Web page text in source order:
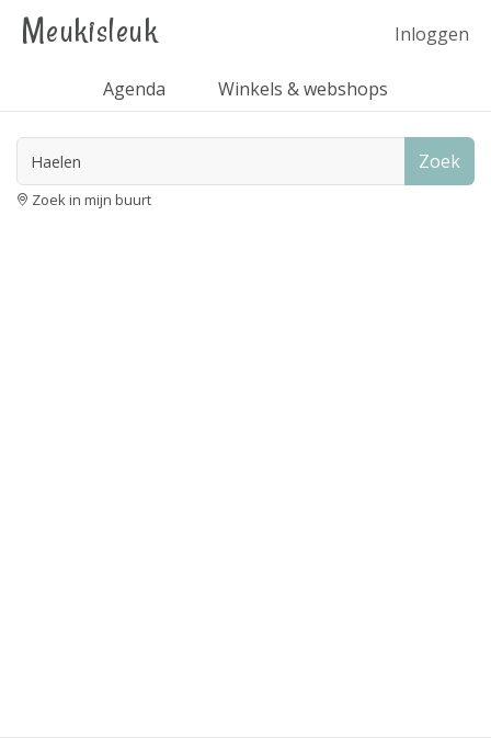
Meukisleuk Inloggen
Agenda Winkels & webshops
Zoek
Zoek in mijn buurt